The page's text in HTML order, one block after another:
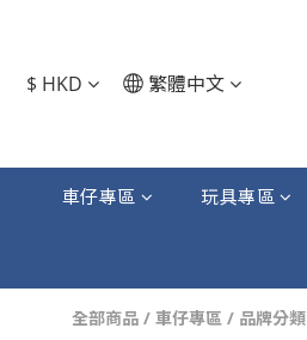
$ HKD 繁體中文
車仔專區 玩具專區
全部商品 / 車仔專區 / 品牌分類